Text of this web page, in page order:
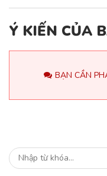
Ý KIẾN CỦA
BẠN CẦN